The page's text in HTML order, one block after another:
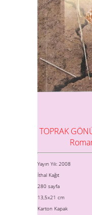
TOPRAK
Yayın Yılı: 2008
İthal Kağıt
280 sayfa
13,5x21 cm
Karton Kapak